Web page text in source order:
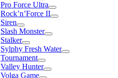
Pro Force Ultra
Rock’n’Force II
Siren
Slash Monster
Stalker
Sylphy Fresh Water
Tournament
Valley Hunter
Volga Game